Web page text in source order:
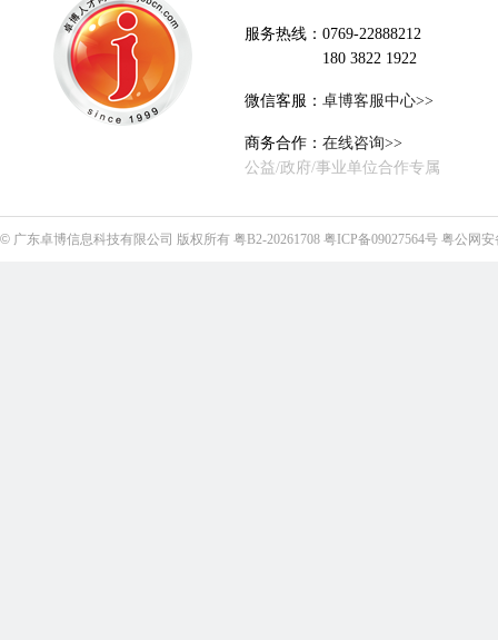
服务热线：0769-22888212
180 3822 1922
微信客服： 卓博客服中心>>
商务合作： 在线咨询>>
公益/政府/事业单位合作专属
© 广东卓博信息科技有限公司 版权所有 粤B2-20261708 粤ICP备09027564号 粤公网安